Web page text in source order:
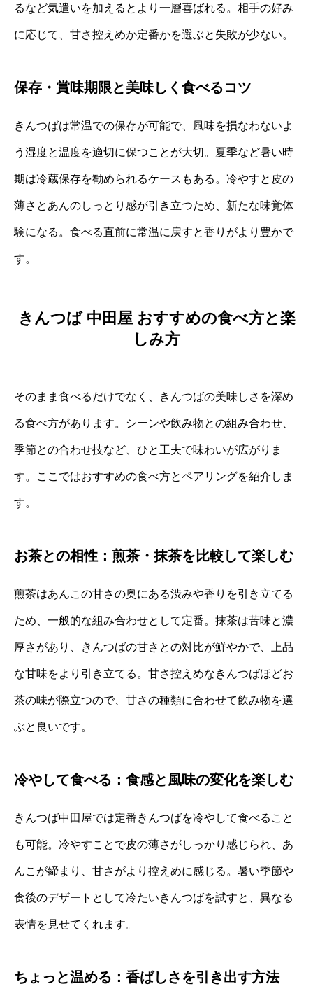
るなど気遣いを加えるとより一層喜ばれる。相手の好み
に応じて、甘さ控えめか定番かを選ぶと失敗が少ない。
保存・賞味期限と美味しく食べるコツ
きんつばは常温での保存が可能で、風味を損なわないよ
う湿度と温度を適切に保つことが大切。夏季など暑い時
期は冷蔵保存を勧められるケースもある。冷やすと皮の
薄さとあんのしっとり感が引き立つため、新たな味覚体
験になる。食べる直前に常温に戻すと香りがより豊かで
す。
きんつば 中田屋 おすすめの食べ方と楽
しみ方
そのまま食べるだけでなく、きんつばの美味しさを深め
る食べ方があります。シーンや飲み物との組み合わせ、
季節との合わせ技など、ひと工夫で味わいが広がりま
す。ここではおすすめの食べ方とペアリングを紹介しま
す。
お茶との相性：煎茶・抹茶を比較して楽しむ
煎茶はあんこの甘さの奥にある渋みや香りを引き立てる
ため、一般的な組み合わせとして定番。抹茶は苦味と濃
厚さがあり、きんつばの甘さとの対比が鮮やかで、上品
な甘味をより引き立てる。甘さ控えめなきんつばほどお
茶の味が際立つので、甘さの種類に合わせて飲み物を選
ぶと良いです。
冷やして食べる：食感と風味の変化を楽しむ
きんつば中田屋では定番きんつばを冷やして食べること
も可能。冷やすことで皮の薄さがしっかり感じられ、あ
んこが締まり、甘さがより控えめに感じる。暑い季節や
食後のデザートとして冷たいきんつばを試すと、異なる
表情を見せてくれます。
ちょっと温める：香ばしさを引き出す方法